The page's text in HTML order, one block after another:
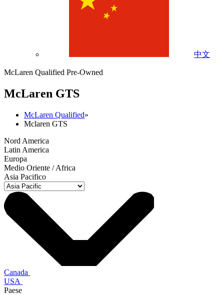
中文
McLaren Qualified Pre-Owned
McLaren GTS
McLaren Qualified»
Mclaren GTS
Nord America
Latin America
Europa
Medio Oriente / Africa
Asia Pacifico
Canada
USA
Paese